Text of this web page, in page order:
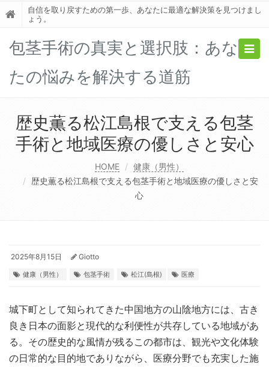
自信を取り戻すための第一歩、あなたに最適な解決策を見つけまし
ょう。
包茎手術の真実と選択肢：あな
たの悩みを解決する道筋
歴史薫る松江島根で支える包茎
手術と地域医療の優しさと安心
HOME
健康（男性）
歴史薫る松江島根で支える包茎手術と地域医療の優しさと安
心
2025年8月15日 Giotto
健康（男性） 包茎手術 松江(島根) 医療
城下町として知られてきた中国地方の山陰地方には、古き
良き日本の面影と現代的な利便性が共存している地域があ
る。 その歴史的な風情が残るこの都市は、観光や文化体験
の日常的な目的地でありながら、医療分野でも充実した施